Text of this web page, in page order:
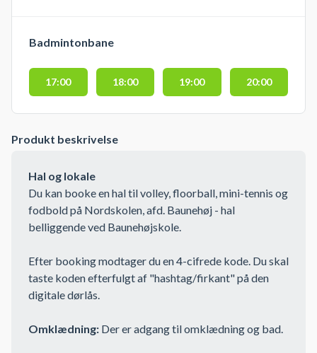
Badmintonbane
17:00 18:00 19:00 20:00
Produkt beskrivelse
Hal og lokale
Du kan booke en hal til volley, floorball, mini-tennis og
fodbold på Nordskolen, afd. Baunehøj - hal
belliggende ved Baunehøjskole.
Efter booking modtager du en 4-cifrede kode. Du skal
taste koden efterfulgt af "hashtag/firkant" på den
digitale dørlås.
Omklædning: Der er adgang til omklædning og bad.